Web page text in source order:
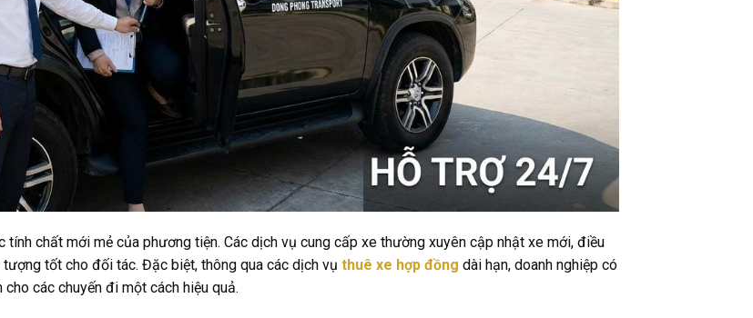
chất mới mẻ của phương tiện. Các dịch vụ cung cấp xe thường xuyên cập nhật xe mới, điều
tốt cho đối tác. Đặc biệt, thông qua các dịch vụ thuê xe hợp đồng dài hạn, doanh nghiệp có
các chuyến đi một cách hiệu quả.